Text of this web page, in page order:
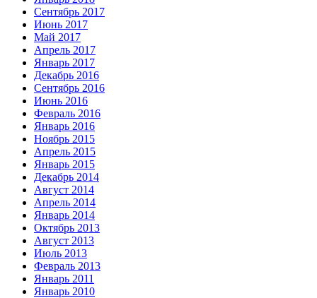
Сентябрь 2017
Июнь 2017
Май 2017
Апрель 2017
Январь 2017
Декабрь 2016
Сентябрь 2016
Июнь 2016
Февраль 2016
Январь 2016
Ноябрь 2015
Апрель 2015
Январь 2015
Декабрь 2014
Август 2014
Апрель 2014
Январь 2014
Октябрь 2013
Август 2013
Июль 2013
Февраль 2013
Январь 2011
Январь 2010